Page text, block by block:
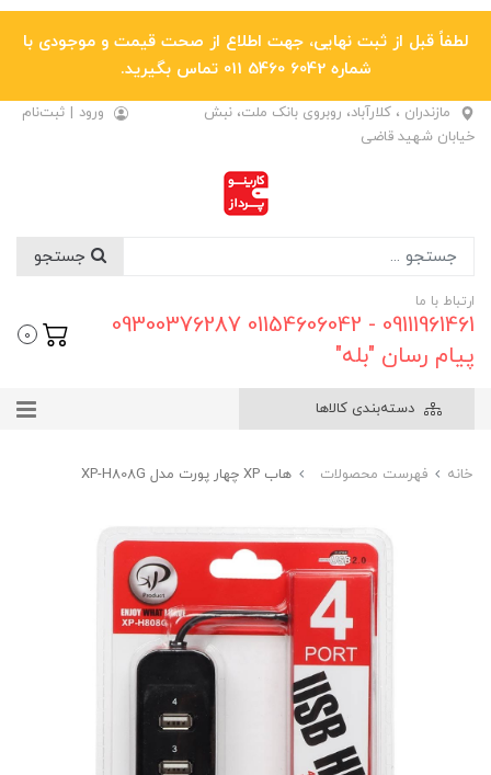
لطفاً قبل از ثبت نهایی، جهت اطلاع از صحت قیمت و موجودی با
شماره 6042 5460 011 تماس بگیرید.
مازندران ، کلارآباد، روبروی بانک ملت، نبش
خیابان شهید قاضی
ورود | ثبت‌نام
ارتباط با ما
09111961461 - 01154606042 09300376287
پیام رسان "بله"
0
دسته‌بندی کالاها
خانه فهرست محصولات هاب XP چهار پورت مدل XP-H808G